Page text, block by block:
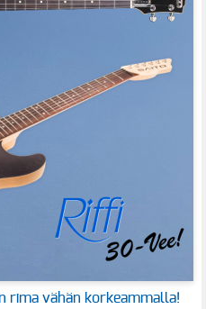
rima vähän korkeammalla!